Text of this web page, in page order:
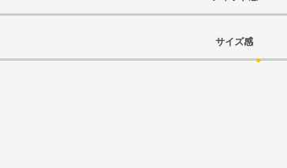
サイズ感